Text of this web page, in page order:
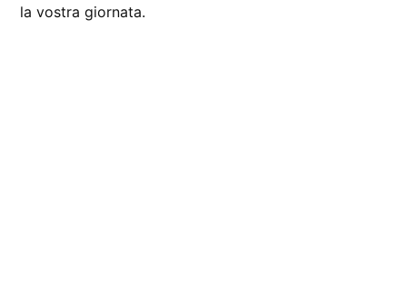
la vostra giornata.